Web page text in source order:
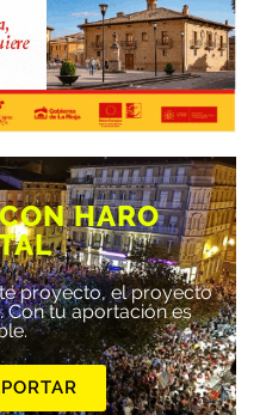
HARO
proyecto, el proyecto
Con tu aportación es